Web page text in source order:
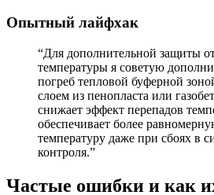
Опытный лайфхак
“Для дополнительной защиты
температуры я советую
погреб тепловой буферной
слоем из пенопласта или
снижает эффект перепадов
обеспечивает более
температуру даже при сбоях в
контроля.”
Частые ошибки и как